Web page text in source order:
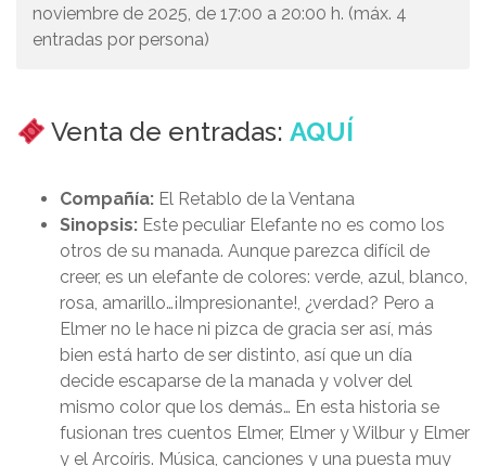
noviembre de 2025, de 17:00 a 20:00 h. (máx. 4
entradas por persona)
Venta de entradas:AQUÍ
Compañía: El Retablo de la Ventana
Sinopsis: Este peculiar Elefante no es como los
otros de su manada. Aunque parezca difícil de
creer, es un elefante de colores: verde, azul, blanco,
rosa, amarillo…¡Impresionante!, ¿verdad? Pero a
Elmer no le hace ni pizca de gracia ser así, más
bien está harto de ser distinto, así que un día
decide escaparse de la manada y volver del
mismo color que los demás… En esta historia se
fusionan tres cuentos Elmer, Elmer y Wilbur y Elmer
y el Arcoíris. Música, canciones y una puesta muy